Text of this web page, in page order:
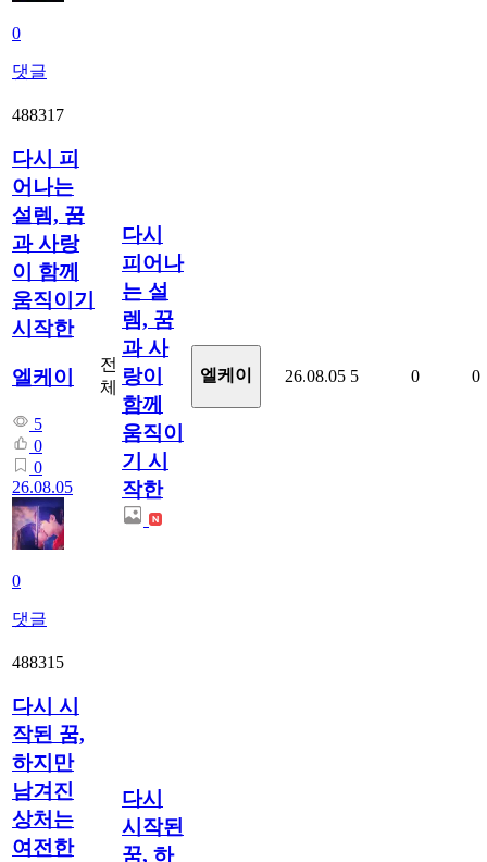
0
댓글
488317
다시 피
어나는
설렘, 꿈
과 사랑
이 함께
움직이기
시작한
엘케이
5
0
0
26.08.05
0
댓글
전
체
다시
피어나
는 설
렘, 꿈
과 사
랑이
함께
움직이
기 시
작한
엘케이 26.08.05 5 0 0
488315
다시 시
작된 꿈,
하지만
남겨진
상처는
여전한
다시
시작된
꿈, 하